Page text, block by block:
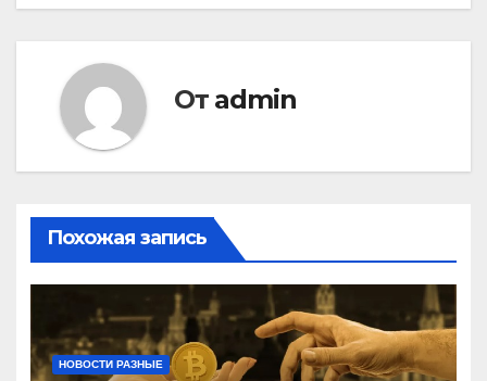
От admin
Похожая запись
НОВОСТИ РАЗНЫЕ